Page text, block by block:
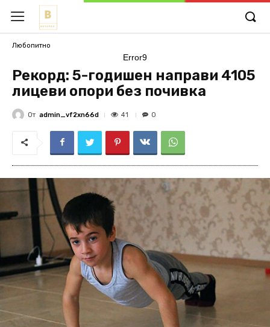
Любопитно
Error9
Рекорд: 5-годишен направи 4105
лицеви опори без почивка
От admin_vf2xn66d 41 0